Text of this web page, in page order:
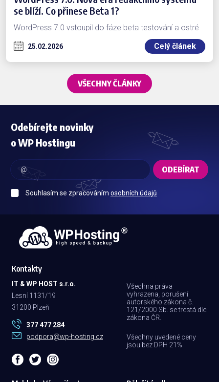
se blíží. Co přinese Beta 1?
WordPress 7.0 vstoupil do fáze beta testování a ostré
vydání je…
25.02.2026 Celý článek
VŠECHNY ČLÁNKY
Odebírejte novinky
o WP Hostingu
ODEBÍRAT
Souhlasím se zpracováním osobních údajů
Všechna práva
vyhrazena, porušení
autorského zákona č.
121/2000 Sb. se trestá dle
zákona ČR.
Všechny uvedené ceny
jsou bez DPH 21%
Kontakty
IT & WP HOST s.r.o.
Lesní 1131/19
31200 Plzeň
377 477 284
podpora@wp-hosting.cz